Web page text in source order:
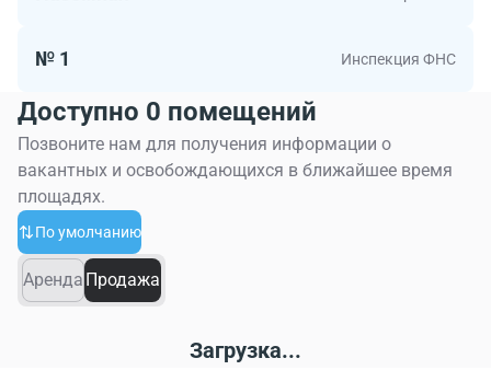
№ 1 Инспекция ФНС
Доступно 0 помещений
Позвоните нам для получения информации о
вакантных и освобождающихся в ближайшее время
площадях.
По умолчанию
Аренда Продажа
Загрузка...